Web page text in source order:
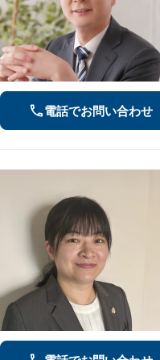
電話でお問い合わせ